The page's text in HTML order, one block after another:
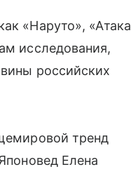
«Наруто», «Атака
исследования,
российских
тренд
Елена